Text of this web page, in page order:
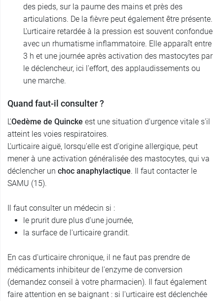
des pieds, sur la paume des mains et près des
articulations. De la fièvre peut également être présente.
L'urticaire retardée à la pression est souvent confondue
avec un rhumatisme inflammatoire. Elle apparaît entre
3 h et une journée après activation des mastocytes par
le déclencheur, ici l'effort, des applaudissements ou
une marche.
Quand faut-il consulter ?
L'Oedème de Quincke est une situation d'urgence vitale s'il
atteint les voies respiratoires.
L'urticaire aiguë, lorsqu'elle est d'origine allergique, peut
mener à une activation généralisée des mastocytes, qui va
déclencher un choc anaphylactique. Il faut contacter le
SAMU (15).
Il faut consulter un médecin si :
le prurit dure plus d'une journée,
la surface de l'urticaire grandit.
En cas d'urticaire chronique, il ne faut pas prendre de
médicaments inhibiteur de l'enzyme de conversion
(demandez conseil à votre pharmacien). Il faut également
faire attention en se baignant : si l'urticaire est déclenchée